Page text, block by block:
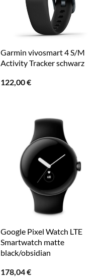
Garmin vivosmart 4 S/M
Activity Tracker schwarz
122,00€
Google Pixel Watch LTE
Smartwatch matte
black/obsidian
178,04€